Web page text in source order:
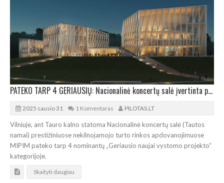
PATEKO TARP 4 GERIAUSIŲ: Nacionalinė koncertų salė įvertinta prestižinėje Kanų parodoje
2025 sausio 31 1 Komentaras PILOTAS.LT
Vilniuje, ant Tauro kalno statoma Nacionalinė koncertų salė (Tautos
namai) prestižiniuose nekilnojamojo turto rinkos apdovanojimuose
MIPIM pateko tarp 4 nominantų „Geriausio naujai vystomo projekto“
kategorijoje.
Skaityti daugiau